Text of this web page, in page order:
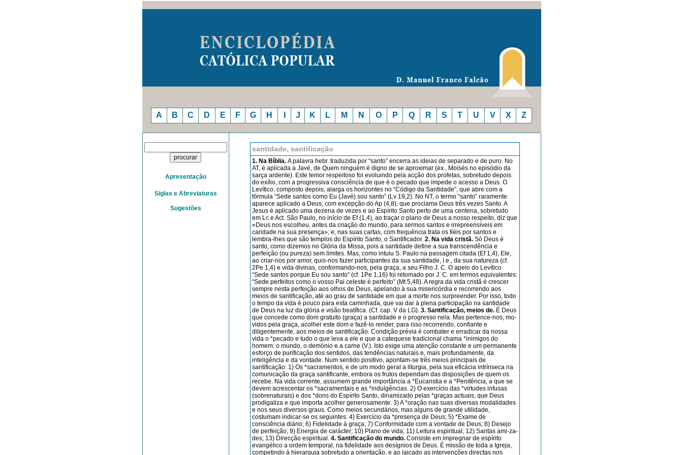
A B C D E F G H J K L M N O P Q R S T U V X Z
Apresentação
Siglas e Abreviaturas
Sugestões
santidade, santificação
1. Na Bíblia. A palavra hebr. traduzida por “santo” encerra as ideias de sepa­rado e de puro. No
AT, é aplicada a Javé, de Quem ninguém é digno de se aproximar (ex., Moisés no episódio da
sarça ardente). Este temor respeitoso foi evoluindo pela acção dos profetas, sobretudo depois
do exílio, com a progressiva consciência de que é o pecado que impede o acesso a Deus. O
Levítico, composto depois, alarga os horizontes no “Código da San­tidade”, que abre com a
fórmula “Sede santos como Eu (Javé) sou santo” (Lv 19,2). No NT, o termo “santo” raramen­te
aparece aplicado a Deus, com excep­ção do Ap (4,8), que proclama Deus três vezes Santo. A
Jesus é aplicado uma dezena de vezes e ao Espírito Santo per­to de uma centena, sobretudo
em Lc e Act. São Paulo, no início de Ef (1,4), ao traçar o plano de Deus a nosso respeito, diz que
«Deus nos escolheu, antes da criação do mundo, para sermos santos e irrepreensíveis em
caridade na sua presença»; e, nas suas cartas, com frequên­cia trata os fiéis por santos e
lembra-lhes que são templos do Espírito Santo, o Santificador. 2. Na vida cristã. Só Deus é
santo, como dizemos no Glória da Missa, pois a santidade define a sua transcendência e
perfeição (ou pureza) sem limites. Mas, como intuiu S. Paulo na passagem citada (Ef 1,4), Ele,
ao criar-nos por amor, quis-nos fazer participantes da sua santidade, i.e., da sua natureza (cf.
2Pe 1,4) e vida divinas, con­formando-nos, pela graça, a seu Filho J. C. O apelo do Levítico
“Sede santos porque Eu sou santo” (cf. 1Pe 1,16) foi retomado por J. C. em termos equivalentes:
“Sede perfeitos como o vosso Pai celeste é perfeito” (Mt 5,48). A regra da vida cristã é crescer
sempre nesta perfeição aos olhos de Deus, ape­lando à sua misericórdia e recorrendo aos
meios de san­ti­fi­ca­ção, até ao grau de santidade em que a morte nos surpreender. Por isso, todo
o tempo da vida é pouco para esta caminhada, que vai dar à plena participação na santidade
de Deus na luz da glória e visão beatífica. (Cf. cap. V da LG). 3. Santificação, meios de. É Deus
que concede como dom gratuito (graça) a santidade e o progresso nela. Mas pertence-nos, mo­
vi­dos pela graça, acolher este dom e fazê-lo render, para isso recorrendo, confiante e
diligentemente, aos meios de santificação. Condição prévia é combater e erradicar da nossa
vida o *peca­do e tudo o que leva a ele e que a catequese tradicional chama *inimigos do
homem: o mundo, o demónio e a carne (V.). Isto exige uma atenção constante e um permanente
esforço de purificação dos sentidos, das tendências naturais e, mais profundamente, da
inteligência e da vontade. Num sentido posi­tivo, apon­tam-se três meios principais de
santificação: 1) Os *sacramentos, e de um modo geral a liturgia, pela sua eficácia intrínseca na
comunicação da graça santificante, embora os frutos dependam das disposições de quem os
recebe. Na vida corrente, assumem grande importância a *Eucaristia e a *Penitência, a que se
de­vem acrescentar os *sacramentais e as *indulgências. 2) O exercício das *virtudes infusas
(sobrenaturais) e dos *dons do Espírito Santo, dinamizado pelas *graças actuais, que Deus
prodigaliza e que importa acolher generosamente. 3) A *oração nas suas diversas modalidades
e nos seus diversos graus. Como meios secundários, mas alguns de grande utilidade,
costumam indicar-se os seguintes: 4) Exer­cício da *presença de Deus; 5) *Exame de
consciência diário; 6) Fidelidade à graça; 7) Conformidade com a vontade de Deus; 8) Desejo
de perfeição; 9) Ener­gia de carácter; 10) Plano de vi­da; 11) Leitura espiritual; 12) Santas ami-­za­
des; 13) Direcção espiritual. 4. San­tifi­cação do mundo. Consiste em impreg­nar de espírito
evangélico a ordem temporal, na fidelidade aos desígnios de Deus. É missão de toda a Igreja,
competindo à hierarquia sobretudo a orientação, e ao laicado as intervenções ­directas nos